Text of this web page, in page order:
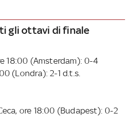
gli ottavi di finale
18:00 (Amsterdam): 0-4
(Londra): 2-1 d.t.s.
ore 18:00 (Budapest): 0-2